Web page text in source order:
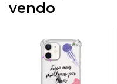
vendo